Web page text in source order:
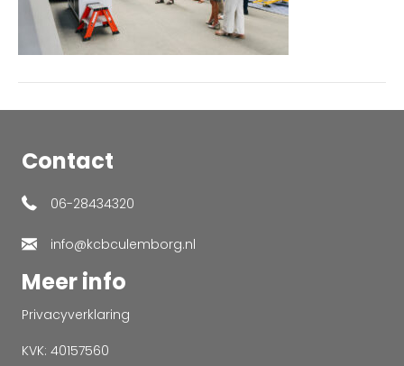
Contact
06-28434320
info@kcbculemborg.nl
Meer info
Privacyverklaring
KVK: 40157560